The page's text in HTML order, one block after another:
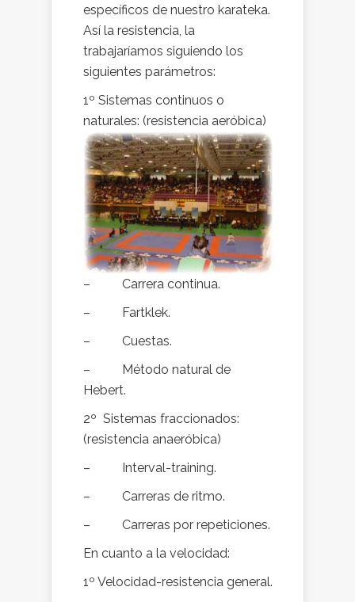
específicos de nuestro karateka.
Así la resistencia, la
trabajaríamos siguiendo los
siguientes parámetros:
1º Sistemas continuos o
naturales: (resistencia aeróbica)
– Carrera continua.
– Fartklek.
– Cuestas.
– Método natural de
Hebert.
2º Sistemas fraccionados:
(resistencia anaeróbica)
– Interval-training.
– Carreras de ritmo.
– Carreras por repeticiones.
En cuanto a la velocidad:
1º Velocidad-resistencia general.